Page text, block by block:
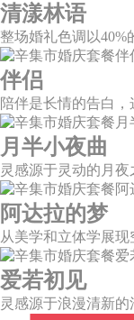
清漾林语
伴侣
月半小夜曲
阿达拉的梦
爱若初见